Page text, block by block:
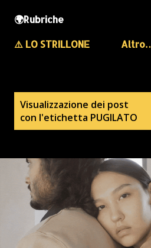
🌍Rubriche
⚠️ LO STRILLONE
t
Visualizzazione dei post
con l'etichetta PUGILATO